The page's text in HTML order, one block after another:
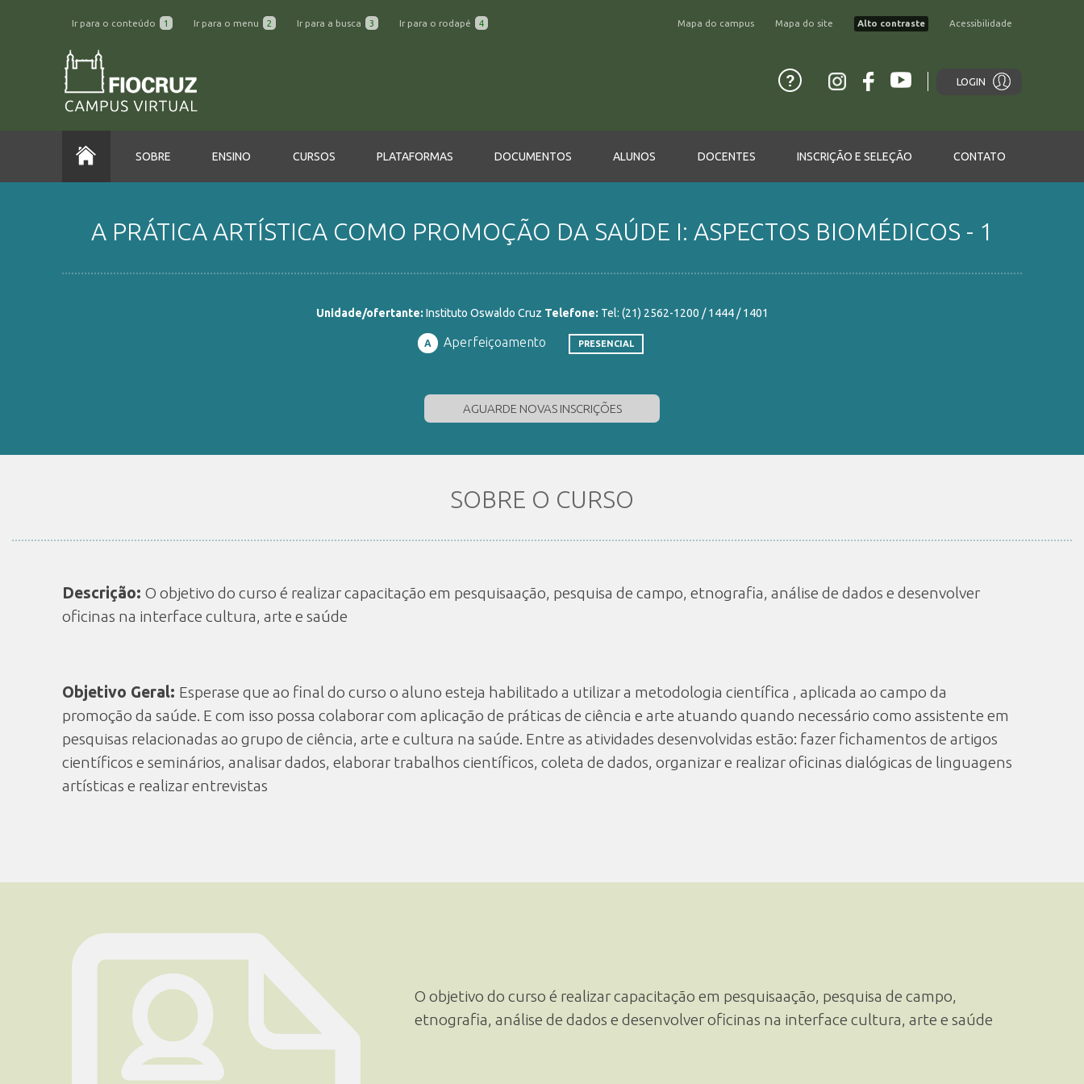
Ir para o conteúdo 1 Ir para o menu 2 Ir para a busca 3 Ir para o rodapé 4 Mapa do campus Mapa do site Alto contraste Acessibilidade
LOGIN
SOBRE ENSINO CURSOS PLATAFORMAS DOCUMENTOS ALUNOS DOCENTES INSCRIÇÃO E SELEÇÃO CONTATO
A PRÁTICA ARTÍSTICA COMO PROMOÇÃO DA SAÚDE I: ASPECTOS BIOMÉDICOS - 1
Unidade/ofertante: Instituto Oswaldo Cruz Telefone: Tel: (21) 2562-1200 / 1444 / 1401
A Aperfeiçoamento PRESENCIAL
AGUARDE NOVAS INSCRIÇÕES
SOBRE O CURSO
Descrição: O objetivo do curso é realizar capacitação em pesquisaação, pesquisa de campo, etnografia, análise de dados e desenvolver
oficinas na interface cultura, arte e saúde
Objetivo Geral: Esperase que ao final do curso o aluno esteja habilitado a utilizar a metodologia científica , aplicada ao campo da
promoção da saúde. E com isso possa colaborar com aplicação de práticas de ciência e arte atuando quando necessário como assistente em
pesquisas relacionadas ao grupo de ciência, arte e cultura na saúde. Entre as atividades desenvolvidas estão: fazer fichamentos de artigos
científicos e seminários, analisar dados, elaborar trabalhos científicos, coleta de dados, organizar e realizar oficinas dialógicas de linguagens
artísticas e realizar entrevistas
O objetivo do curso é realizar capacitação em pesquisaação, pesquisa de campo,
etnografia, análise de dados e desenvolver oficinas na interface cultura, arte e saúde